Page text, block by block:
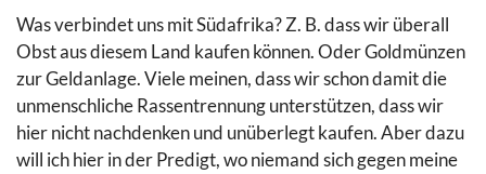
Was verbindet uns mit Südafrika? Z. B. dass wir überall
Obst aus diesem Land kaufen können. Oder Goldmünzen
zur Geldanlage. Viele meinen, dass wir schon damit die
unmenschliche Rassentrennung unterstützen, dass wir
hier nicht nachdenken und unüberlegt kaufen. Aber dazu
will ich hier in der Predigt, wo niemand sich gegen meine